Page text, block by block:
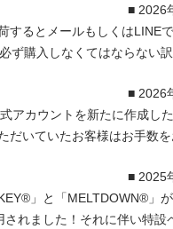
■ 2026
するとメールもしくは
ず購入しなくてはならない
■ 2026
アカウントを新たに作成
いていたお客様はお手数
■ 2025
」と「MELTDOWN®
されました！それに伴い特設